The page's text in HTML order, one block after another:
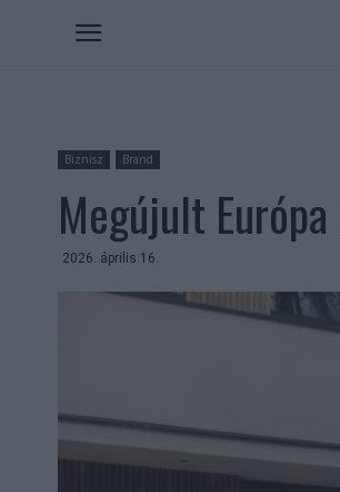
Biznisz Brand
Megújult
2026. április 16.